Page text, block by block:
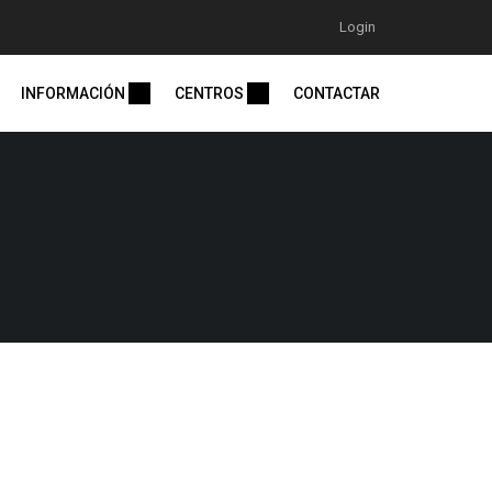
Login
INFORMACIÓN CENTROS CONTACTAR